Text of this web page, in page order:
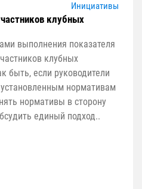
Инициативы
клубных
выполнения показателя
клубных
быть, если руководители
нормативам
нормативы в сторону
единый подход..